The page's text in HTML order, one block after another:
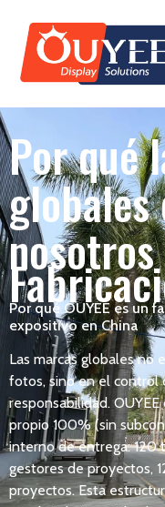
Por qué
globales
nosotros
Por qué OUYEE es un
expositivo en China
Las marcas globales no
fotos, sino en el control
responsabilidad.
propio 100% (sin
interno de entrega: 120
gestores de proyectos,
proyectos. Esta